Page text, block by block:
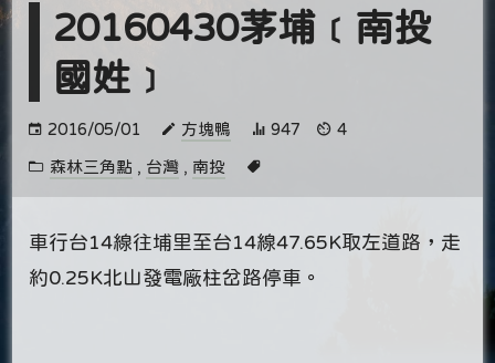
20160430茅埔﹝南投
國姓﹞
2016/05/01 方塊鴨 947 4
森林三角點 , 台灣 , 南投
車行台14線往埔里至台14線47.65K取左道路，走
約0.25K北山發電廠柱岔路停車。